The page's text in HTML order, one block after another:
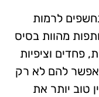
לרמות
מהוות בסיס
פחדים וציפיות
להם לא רק
טוב יותר את